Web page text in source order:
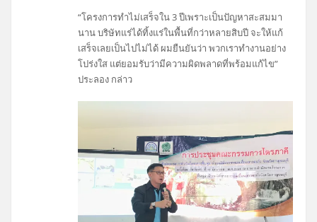
“โครงการทำไม่เสร็จใน 3 ปีเพราะเป็นปัญหาสะสมมา
นาน บริษัทแร่ได้ทิ้งแร่ในพื้นที่กว่าหลายสิบปี จะให้แก้
เสร็จเลยเป็นไปไม่ได้ ผมยืนยันว่า พวกเราทำงานอย่าง
โปร่งใส แต่ยอมรับว่ามีความผิดพลาดที่พร้อมแก้ไข”
ประลอง กล่าว